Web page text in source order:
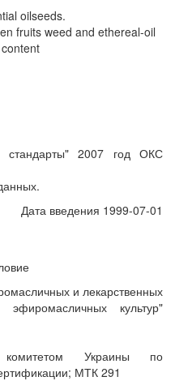
oilseeds.
fruits weed and ethereal-oil
стандарты" 2007 год ОКС
Дата введения 1999-07-01
и лекарственных
культур"
Украины по
МТК 291